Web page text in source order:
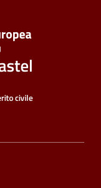
civile